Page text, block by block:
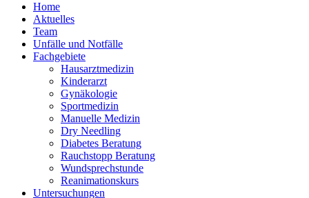
Home
Aktuelles
Team
Unfälle und Notfälle
Fachgebiete
Hausarztmedizin
Kinderarzt
Gynäkologie
Sportmedizin
Manuelle Medizin
Dry Needling
Diabetes Beratung
Rauchstopp Beratung
Wundsprechstunde
Reanimationskurs
Untersuchungen